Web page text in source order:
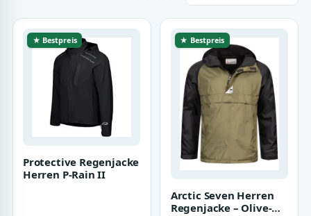
★ Bestpreis
Protective Regenjacke
Herren P-Rain II
★ Bestpreis
Arctic Seven Herren
Regenjacke – Olive-